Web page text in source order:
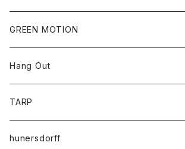
GREEN MOTION
Hang Out
TARP
hunersdorff